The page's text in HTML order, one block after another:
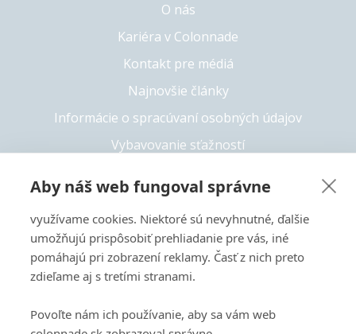
O nás
Kariéra v Colonnade
Kontakt pre médiá
Najnovšie články
Informácie o spracúvaní osobných údajov
Vybavovanie sťažností
Solvency II
Prístupnosť
Copyright 2026 © Colonnade
Aby náš web fungoval správne
využívame cookies. Niektoré sú nevyhnutné, ďalšie
umožňujú prispôsobiť prehliadanie pre vás, iné
pomáhajú pri zobrazení reklamy. Časť z nich preto
zdieľame aj s tretími stranami.
Povoľte nám ich používanie, aby sa vám web